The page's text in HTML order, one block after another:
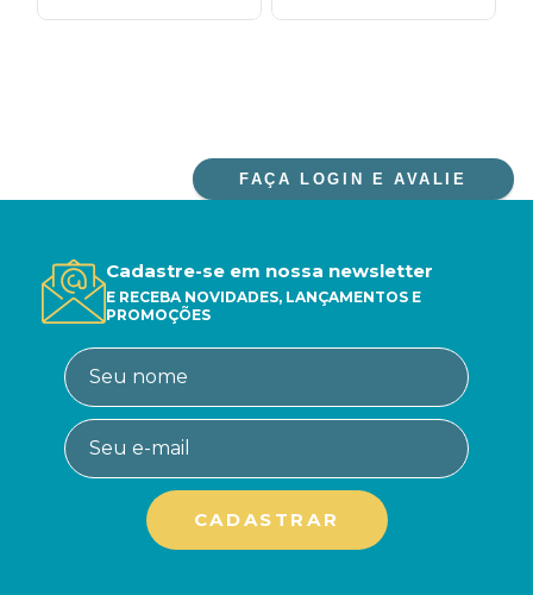
FAÇA LOGIN E AVALIE
Cadastre-se em nossa newsletter
E RECEBA NOVIDADES, LANÇAMENTOS E
PROMOÇÕES